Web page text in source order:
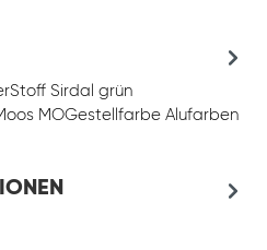
Sirdal grün
MOGestellfarbe Alufarben